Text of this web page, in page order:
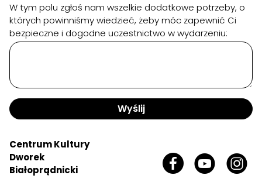
W tym polu zgłoś nam wszelkie dodatkowe potrzeby, o
których powinniśmy wiedzieć, żeby móc zapewnić Ci
bezpieczne i dogodne uczestnictwo w wydarzeniu:
Wyślij
Centrum Kultury
Dworek
Białoprądnicki